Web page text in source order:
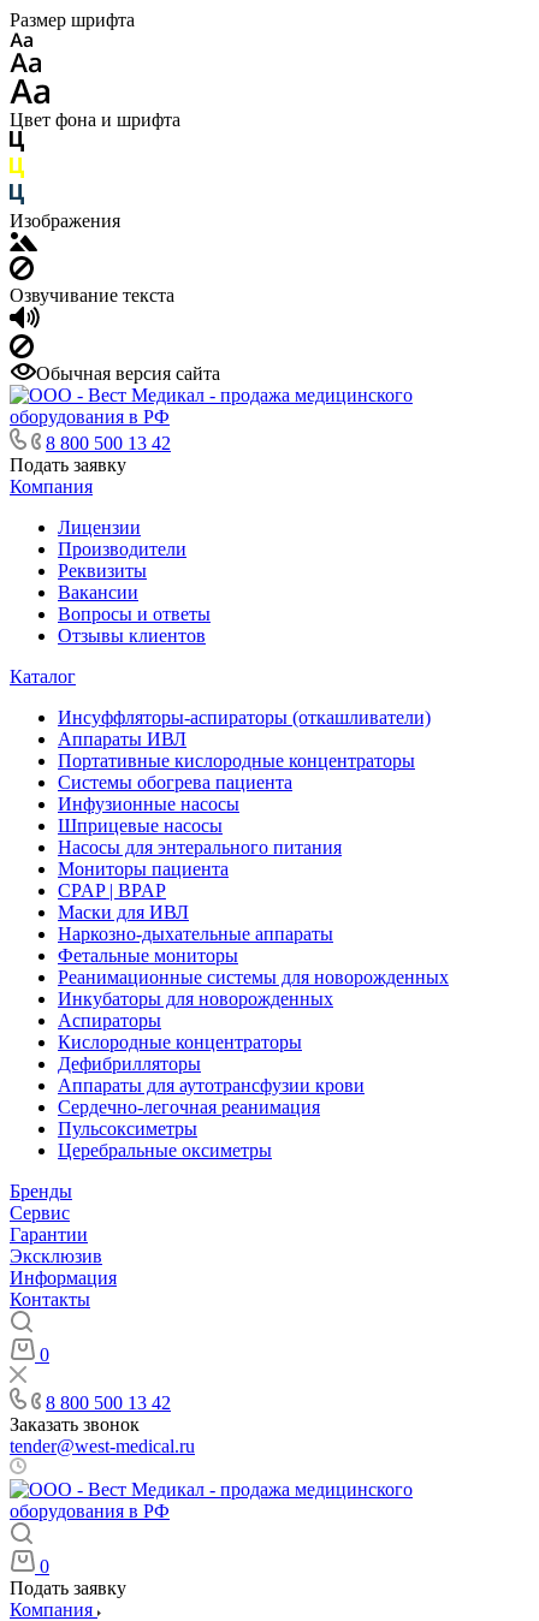
Размер шрифта
Цвет фона и шрифта
Изображения
Озвучивание текста
Обычная версия сайта
8 800 500 13 42
Подать заявку
Компания
Лицензии
Производители
Реквизиты
Вакансии
Вопросы и ответы
Отзывы клиентов
Каталог
Инсуффляторы-аспираторы (откашливатели)
Аппараты ИВЛ
Портативные кислородные концентраторы
Системы обогрева пациента
Инфузионные насосы
Шприцевые насосы
Насосы для энтерального питания
Мониторы пациента
CPAP | BPAP
Маски для ИВЛ
Наркозно-дыхательные аппараты
Фетальные мониторы
Реанимационные системы для новорожденных
Инкубаторы для новорожденных
Аспираторы
Кислородные концентраторы
Дефибрилляторы
Аппараты для аутотрансфузии крови
Сердечно-легочная реанимация
Пульсоксиметры
Церебральные оксиметры
Бренды
Сервис
Гарантии
Эксклюзив
Информация
Контакты
0
8 800 500 13 42
Заказать звонок
tender@west-medical.ru
0
Подать заявку
Компания